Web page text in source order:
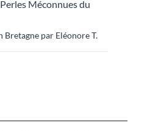
Méconnues du
Bretagne par Eléonore T.